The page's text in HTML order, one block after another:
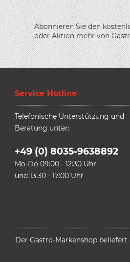
Abonnieren Sie den
oder Aktion mehr von
Service Hotline
Telefonische Unterstützung und
Beratung unter:
+49 (0) 8035-9638892
Mo-Do 09:00 - 12:30 Uhr
und 13:30 - 17:00 Uhr
Der Gastro-Markenshop